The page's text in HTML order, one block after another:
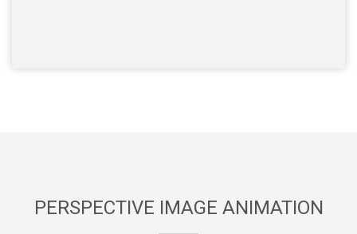
PERSPECTIVE IMAGE ANIMATION